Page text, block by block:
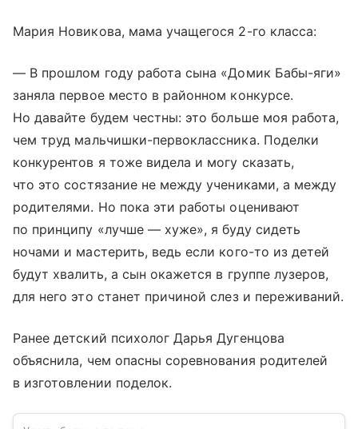
Мария Новикова, мама учащегося 2-го класса:
— В прошлом году работа сына «Домик Бабы-яги»
заняла первое место в районном конкурсе.
Но давайте будем честны: это больше моя работа,
чем труд мальчишки-первоклассника. Поделки
конкурентов я тоже видела и могу сказать,
что это состязание не между учениками, а между
родителями. Но пока эти работы оценивают
по принципу «лучше — хуже», я буду сидеть
ночами и мастерить, ведь если кого-то из детей
будут хвалить, а сын окажется в группе лузеров,
для него это станет причиной слез и переживаний.
Ранее детский психолог Дарья Дугенцова
объяснила, чем опасны соревнования родителей
в изготовлении поделок.